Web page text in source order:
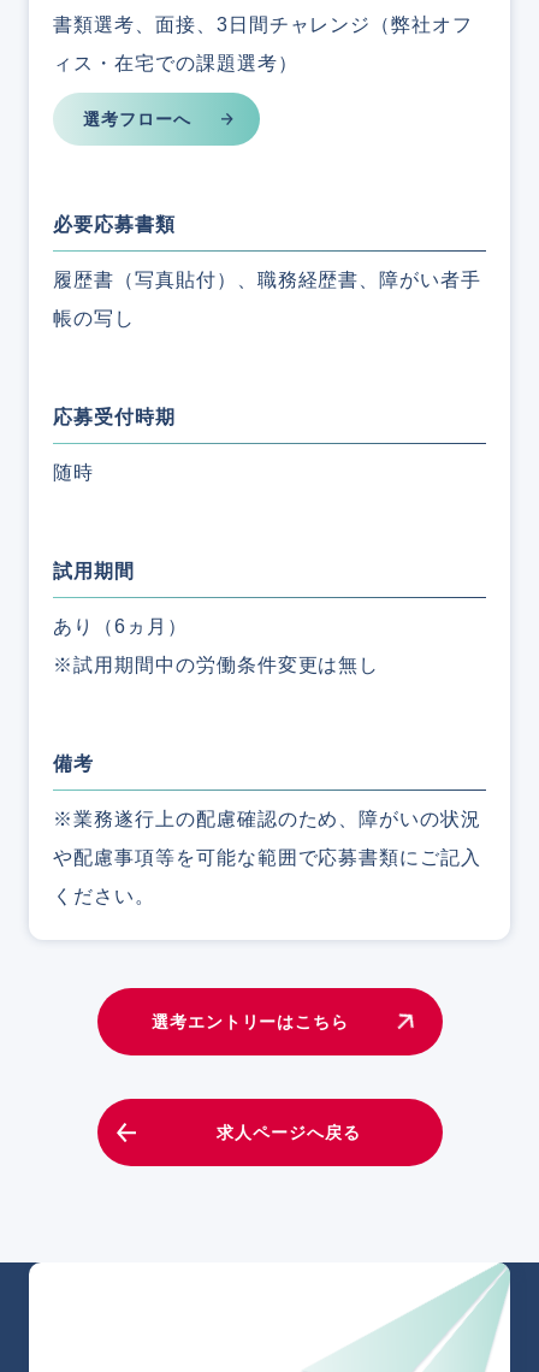
書類選考、面接、3日間チャレンジ（弊社オフ
ィス・在宅での課題選考）
選考フローへ
必要応募書類
履歴書（写真貼付）、職務経歴書、障がい者手
帳の写し
応募受付時期
随時
試用期間
あり（6ヵ月）
※試用期間中の労働条件変更は無し
備考
※業務遂行上の配慮確認のため、障がいの状況
や配慮事項等を可能な範囲で応募書類にご記入
ください。
選考エントリーはこちら
求人ページへ戻る